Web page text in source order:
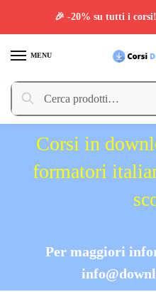
MENU
Cerca:
Cerca
Corsi in
formatori
Per maggiori
🎉 -20% su tutti i